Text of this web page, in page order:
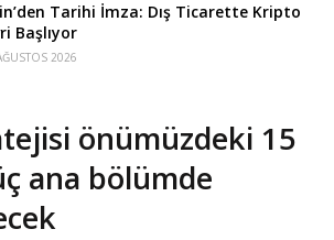
Tarihi İmza: Dış Ticarette Kripto
Başlıyor
2026
önümüzdeki 15
ana bölümde